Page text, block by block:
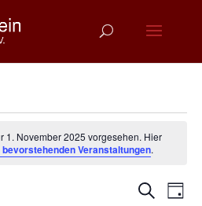
1. November 2025 vorgesehen. Hier
Veranstaltungen.
SucheTag